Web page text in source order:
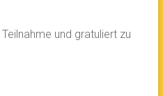
und gratuliert zu